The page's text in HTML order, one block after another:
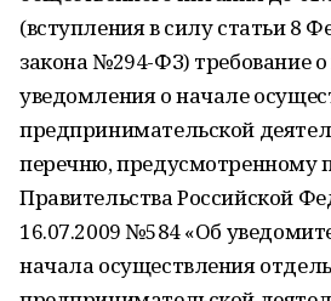
(вступления в силу статьи 8
закона №294-ФЗ) требование
уведомления о начале
предпринимательской
перечню, предусмотренному
Правительства Российской
16.07.2009 №584 «Об
начала осуществления